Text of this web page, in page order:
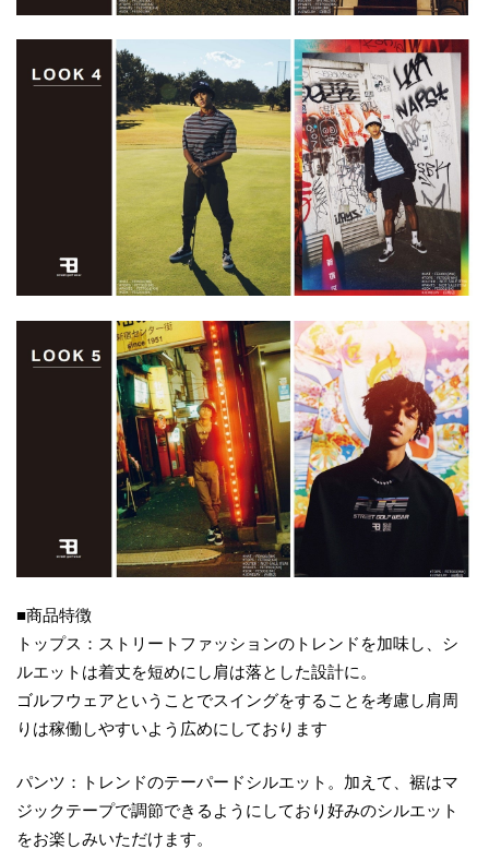
■商品特徴
トップス：ストリートファッションのトレンドを加味し、シ
ルエットは着丈を短めにし肩は落とした設計に。
ゴルフウェアということでスイングをすることを考慮し肩周
りは稼働しやすいよう広めにしております
パンツ：トレンドのテーパードシルエット。加えて、裾はマ
ジックテープで調節できるようにしており好みのシルエット
をお楽しみいただけます。